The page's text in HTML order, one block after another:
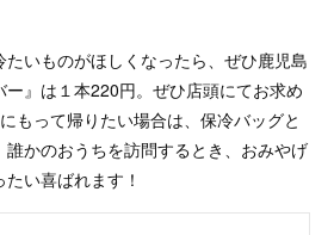
いものがほしくなったら、ぜひ鹿児島
』は１本220円。ぜひ店頭にてお求め
もって帰りたい場合は、保冷バッグと
かのおうちを訪問するとき、おみやげ
い喜ばれます！